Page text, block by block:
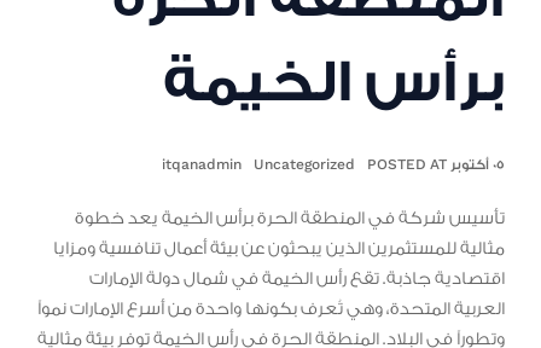
برأس الخيمة
٠٥ أكتوبر POSTED AT Uncategorized
itqanadmin
تأسيس شركة في المنطقة الحرة برأس الخيمة يعد خطوة
مثالية للمستثمرين الذين يبحثون عن بيئة أعمال تنافسية ومزايا
اقتصادية جاذبة. تقع رأس الخيمة في شمال دولة الإمارات
العربية المتحدة، وهي تُعرف بكونها واحدة من أسرع الإمارات نمواً
وتطوراً في البلاد. المنطقة الحرة في رأس الخيمة توفر بيئة مثالية